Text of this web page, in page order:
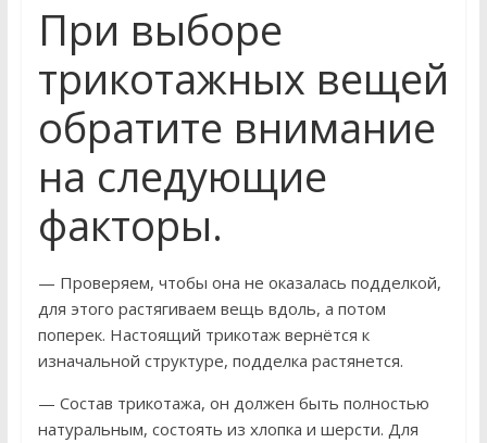
При выборе
трикотажных вещей
обратите внимание
на следующие
факторы.
— Проверяем, чтобы она не оказалась подделкой,
для этого растягиваем вещь вдоль, а потом
поперек. Настоящий трикотаж вернётся к
изначальной структуре, подделка растянется.
— Состав трикотажа, он должен быть полностью
натуральным, состоять из хлопка и шерсти. Для